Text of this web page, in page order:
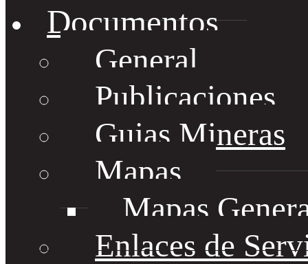
Documentos
General
Publicaciones
Guias Mineras
Mapas
Mapas
Enlaces de